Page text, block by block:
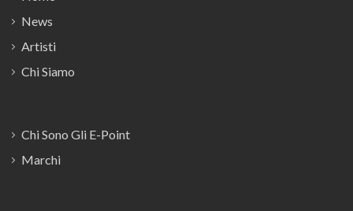
News
Artisti
Chi Siamo
Chi Sono Gli E-Point
Marchi